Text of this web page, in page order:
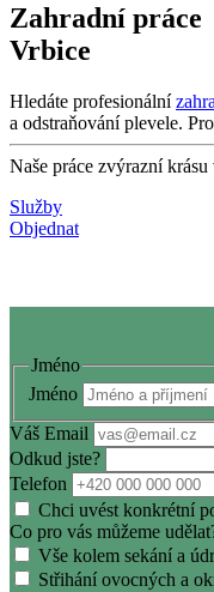
Zahradní práce
Vrbice
Hledáte profesionální
a odstraňování plevele.
Naše práce zvýrazní
Služby
Objednat
Jméno
Jméno
Váš Email
Odkud jste?
Telefon
Chci uvést konkrétní
Co pro vás můžeme
Vše kolem sekání a
Střihání ovocných a